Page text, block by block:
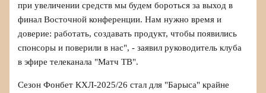
при увеличении средств мы будем бороться за выход в
финал Восточной конференции. Нам нужно время и
доверие: работать, создавать продукт, чтобы появились
спонсоры и поверили в нас", - заявил руководитель клуба
в эфире телеканала "Матч ТВ".
Сезон Фонбет КХЛ‑2025/26 стал для "Барыса" крайне